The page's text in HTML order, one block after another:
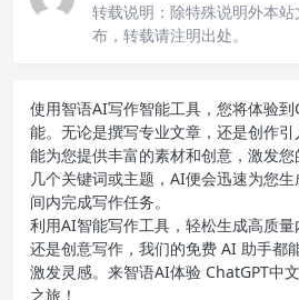
转载说明： 除特殊说明外本
布，转载请注明出处。
使用智语AI写作智能工具，您将体验
能。无论是撰写专业文章，还是创作
能为您提供丰富的素材和创意，激发
几个关键词或主题，AI便会迅速为您
间内完成写作任务。
利用AI智能写作工具，轻松生成高质
还是创意写作，我们的免费 AI 助手都
激发灵感。来智语AI体验 ChatGPT中
之旅！